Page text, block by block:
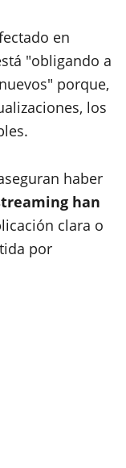
en
"obligando a
porque,
los
haber
han
clara o
por